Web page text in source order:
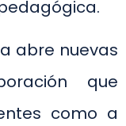
abre nuevas
que
como a